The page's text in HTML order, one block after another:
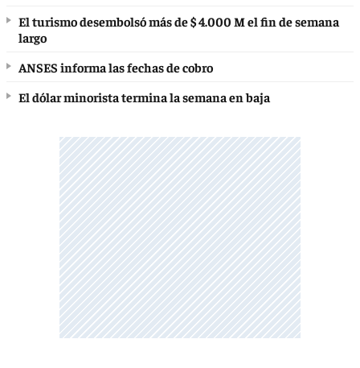
El turismo desembolsó más de $ 4.000 M el fin de semana
largo
ANSES informa las fechas de cobro
El dólar minorista termina la semana en baja